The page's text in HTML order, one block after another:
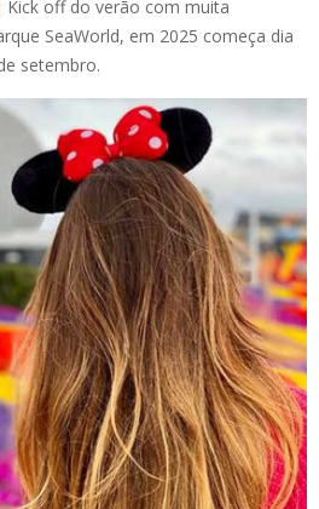
Kick off do verão com muita
SeaWorld, em 2025 começa dia
setembro.